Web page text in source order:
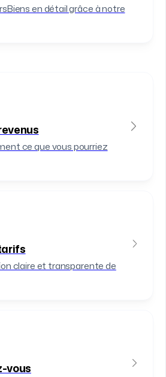
en détail grâce à notre
ce que vous pourriez
claire et transparente de
vous